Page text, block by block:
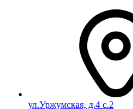
ул.Уржумская, д.4 с.2